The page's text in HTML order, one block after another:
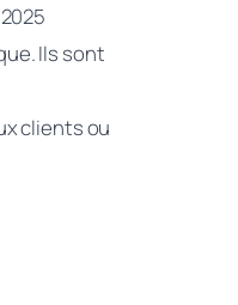
Ils sont
clients ou